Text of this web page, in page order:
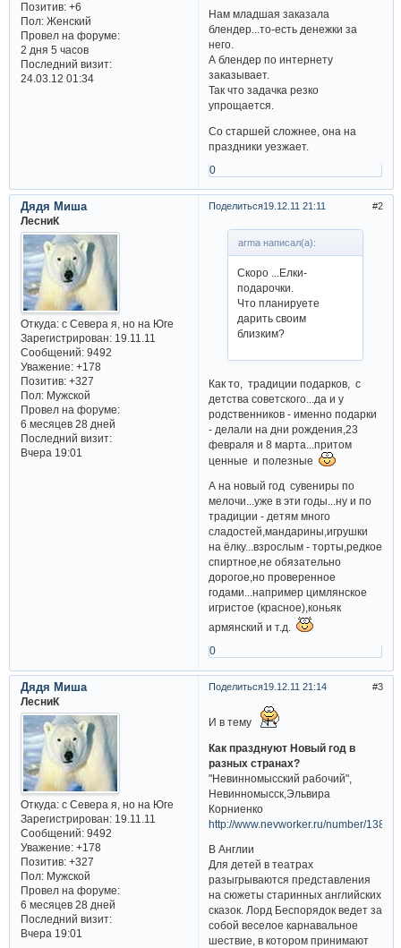
Позитив: +6
Пол:Женский
Провел на форуме:
2 дня 5 часов
Последний визит:
24.03.12 01:34
Нам младшая заказала
блендер...то-есть денежки за
него.
А блендер по интернету
заказывает.
Так что задачка резко
упрощается.
Со старшей сложнее, она на
праздники уезжает.
0
Поделиться 2
19.12.11 21:11
Дядя Миша
ЛесниК
Откуда:с Севера я, но на Юге
Зарегистрирован: 19.11.11
Сообщений:9492
Уважение: +178
Позитив: +327
Пол:Мужской
Провел на форуме:
6 месяцев 28 дней
Последний визит:
Вчера 19:01
arma написал(а):
Скоро ...Елки-
подарочки.
Что планируете
дарить своим
близким?
Как то, традиции подарков, с
детства советского...да и у
родственников - именно подарки
- делали на дни рождения,23
февраля и 8 марта...притом
ценные и полезные
А на новый год сувениры по
мелочи...уже в эти годы...ну и по
традиции - детям много
сладостей,мандарины,игрушки
на ёлку...взрослым - торты,редкое
спиртное,не обязательно
дорогое,но проверенное
годами...например цимлянское
игристое (красное),коньяк
армянский и т.д.
0
Поделиться 3
19.12.11 21:14
Дядя Миша
ЛесниК
Откуда:с Севера я, но на Юге
Зарегистрирован: 19.11.11
Сообщений:9492
Уважение: +178
Позитив: +327
Пол:Мужской
Провел на форуме:
6 месяцев 28 дней
Последний визит:
Вчера 19:01
И в тему
Как празднуют Новый год в
разных странах?
"Невинномысский рабочий",
Невинномысск,Эльвира
Корниенко
http://www.nevworker.ru/number/
В Англии
Для детей в театрах
разыгрываются представления
на сюжеты старинных английских
сказок. Лорд Беспорядок ведет за
собой веселое карнавальное
шествие, в котором принимают